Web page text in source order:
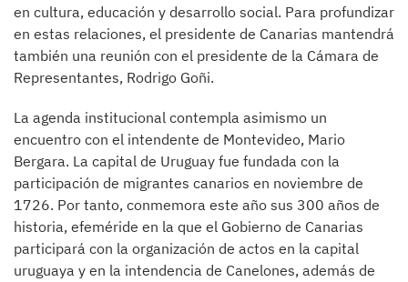
en cultura, educación y desarrollo social. Para profundizar
en estas relaciones, el presidente de Canarias mantendrá
también una reunión con el presidente de la Cámara de
Representantes, Rodrigo Goñi.
La agenda institucional contempla asimismo un
encuentro con el intendente de Montevideo, Mario
Bergara. La capital de Uruguay fue fundada con la
participación de migrantes canarios en noviembre de
1726. Por tanto, conmemora este año sus 300 años de
historia, efeméride en la que el Gobierno de Canarias
participará con la organización de actos en la capital
uruguaya y en la intendencia de Canelones, además de